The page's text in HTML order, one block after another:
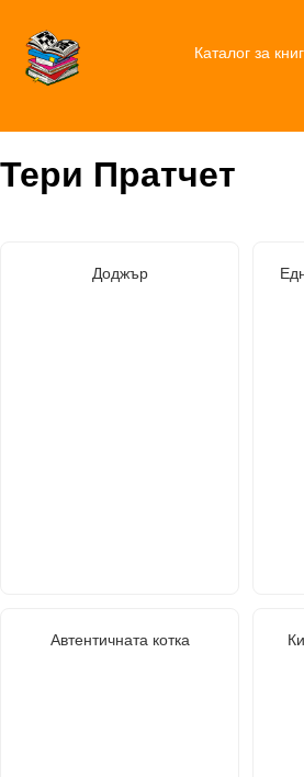
Каталог за
Тери Пратчет
Доджър
Автентичната котка